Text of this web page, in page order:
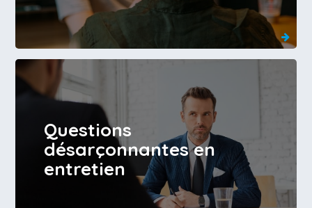
Questions
désarçonnantes en
entretien